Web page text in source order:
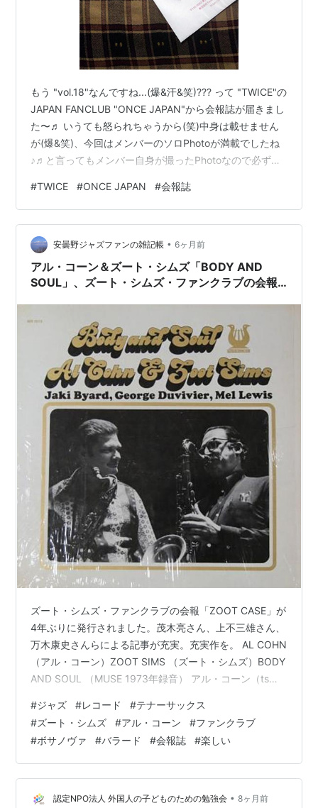
もう "vol.18"なんですね...(爆&汗&笑)??? って "TWICE"の
JAPAN FANCLUB "ONCE JAPAN"から会報誌が届きまし
た〜♬ いうても怒られちゃうから(笑)中身は載せません
が(爆&笑)、今回はメンバーのソロPhotoが満載でしたね
♪♬と言ってもメンバー自身が撮ったPhotoなので必ずし
中、ふと探索してみたら、"vol.1"からの昔の会報誌が ご
そっと見当たらないんですが、何処に行った(汗&笑)???
#TWICE #ONCE JAPAN #会報誌
安曇野ジャズファンの雑記帳 • 6ヶ月前
アル・コーン＆ズート・シムズ「BODY AND
SOUL」、ズート・シムズ・ファンクラブの会報
ズート・シムズ・ファンクラブの会報「ZOOT CASE」が
4年ぶりに発行されました。茂木亮さん、上不三雄さん、
万木康史さんらによる記事が充実。充実作を。 AL COHN
（アル・コーン）ZOOT SIMS （ズート・シムズ）BODY
AND SOUL （MUSE 1973年録音） アル・コーン（ts）
は、「Al＆Zoot」（Coral、1957年録音）や「A Night at
The Half Note」（United Artists、1959年録音）と1950
年代のものが有名ですが、この1973年のMuse盤も忘れ
られません。 メンバーは、ア…
#ジャズ #レコード #テナーサックス
#ズート・シムズ #アル・コーン #ファンクラブ
#ボサノヴァ #バラード #会報誌 #楽しい
認定NPO法人 外国人の子どものための勉強会 • 8ヶ月前